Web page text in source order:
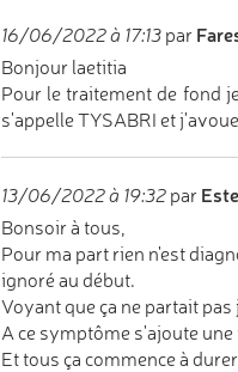
16/06/2022 à 17:13par
Bonjour laetitia
Pour le traitement de fond
s'appelle TYSABRI et
13/06/2022 à 19:32par
Bonsoir à tous,
Pour ma part rien n'est
ignoré au début.
Voyant que ça ne partait
A ce symptôme s'ajoute
Et tous ça commence à